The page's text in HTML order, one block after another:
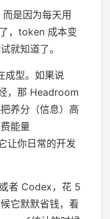
是因为每天用
，token 成本变
就知道了。
成型。如果说
，那 Headroom
养分（信息）高
能量
让你日常的开发
者 Codex，花 5
它默默省钱，看